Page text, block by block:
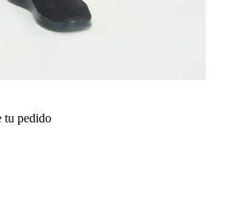
tu pedido